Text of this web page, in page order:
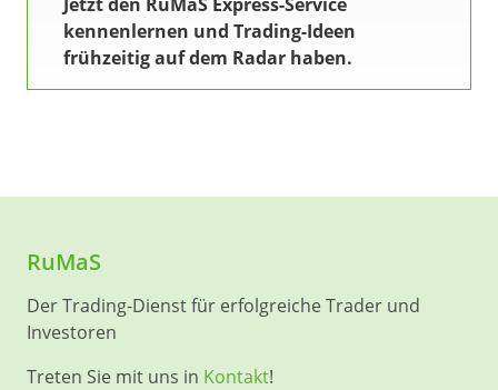
kennenlernen und Trading-Ideen
frühzeitig auf dem Radar haben.
RuMaS
Der Trading-Dienst für erfolgreiche Trader und
Investoren
Treten Sie mit uns in Kontakt!